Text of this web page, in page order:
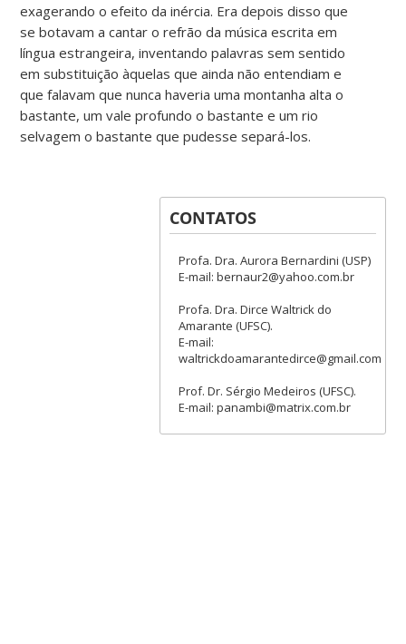
exagerando o efeito da inércia. Era depois disso que
se botavam a cantar o refrão da música escrita em
língua estrangeira, inventando palavras sem sentido
em substituição àquelas que ainda não entendiam e
que falavam que nunca haveria uma montanha alta o
bastante, um vale profundo o bastante e um rio
selvagem o bastante que pudesse separá-los.
CONTATOS
Profa. Dra. Aurora Bernardini (USP)
E-mail: bernaur2@yahoo.com.br
Profa. Dra. Dirce Waltrick do
Amarante (UFSC).
E-mail:
waltrickdoamarantedirce@gmail.com
Prof. Dr. Sérgio Medeiros (UFSC).
E-mail: panambi@matrix.com.br